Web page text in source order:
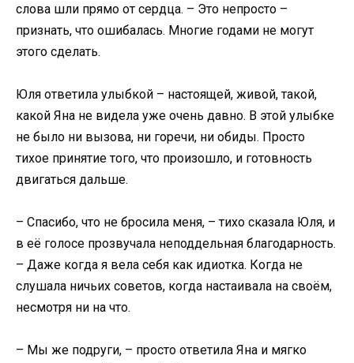
слова шли прямо от сердца. – Это непросто –
признать, что ошибалась. Многие годами не могут
этого сделать.
Юля ответила улыбкой – настоящей, живой, такой,
какой Яна не видела уже очень давно. В этой улыбке
не было ни вызова, ни горечи, ни обиды. Просто
тихое принятие того, что произошло, и готовность
двигаться дальше.
– Спасибо, что не бросила меня, – тихо сказала Юля, и
в её голосе прозвучала неподдельная благодарность.
– Даже когда я вела себя как идиотка. Когда не
слушала ничьих советов, когда настаивала на своём,
несмотря ни на что.
– Мы же подруги, – просто ответила Яна и мягко